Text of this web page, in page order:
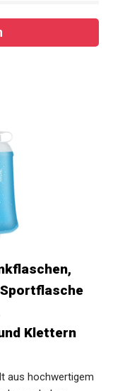
Klettern
aus hochwertigem